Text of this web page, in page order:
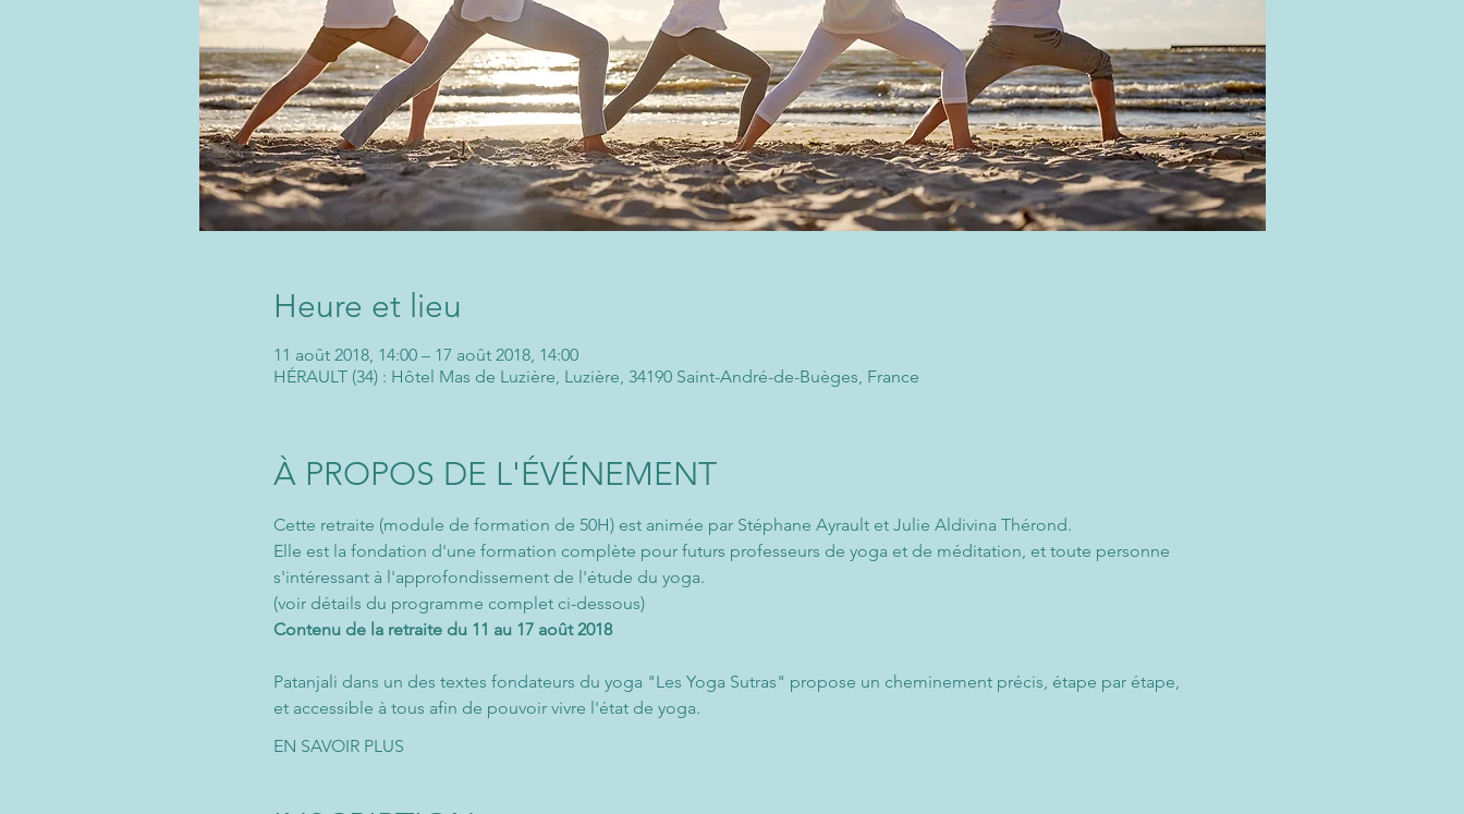
Heure et lieu
11 août 2018, 14:00 – 17 août 2018, 14:00
HÉRAULT (34) : Hôtel Mas de Luzière, Luzière, 34190 Saint-André-de-Buèges, France
À PROPOS DE L'ÉVÉNEMENT
Cette retraite (module de formation de 50H) est animée par Stéphane Ayrault et Julie Aldivina Thérond.
Elle est la fondation d'une formation complète pour futurs professeurs de yoga et de méditation, et toute personne
s'intéressant à l'approfondissement de l'étude du yoga.
(voir détails du programme complet ci-dessous)
Contenu de la retraite du 11 au 17 août 2018
Patanjali dans un des textes fondateurs du yoga "Les Yoga Sutras" propose un cheminement précis, étape par étape,
et accessible à tous afin de pouvoir vivre l'état de yoga.
EN SAVOIR PLUS